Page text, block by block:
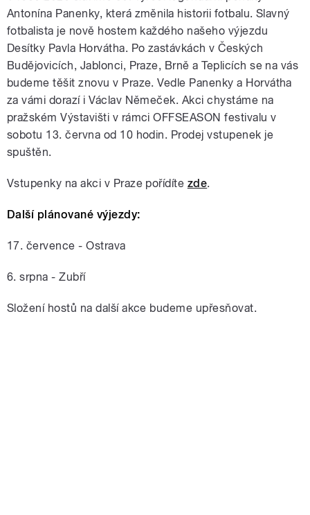
Antonína Panenky, která změnila historii fotbalu. Slavný
fotbalista je nově hostem každého našeho výjezdu
Desítky Pavla Horvátha. Po zastávkách v Českých
Budějovicích, Jablonci, Praze, Brně a Teplicích se na vás
budeme těšit znovu v Praze. Vedle Panenky a Horvátha
za vámi dorazí i Václav Němeček. Akci chystáme na
pražském Výstavišti v rámci OFFSEASON festivalu v
sobotu 13. června od 10 hodin. Prodej vstupenek je
spuštěn.
Vstupenky na akci v Praze pořídíte zde.
Další plánované výjezdy:
17. července - Ostrava
6. srpna - Zubří
Složení hostů na další akce budeme upřesňovat.